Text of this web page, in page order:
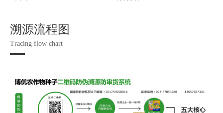
溯源流程图
Tracing flow chart